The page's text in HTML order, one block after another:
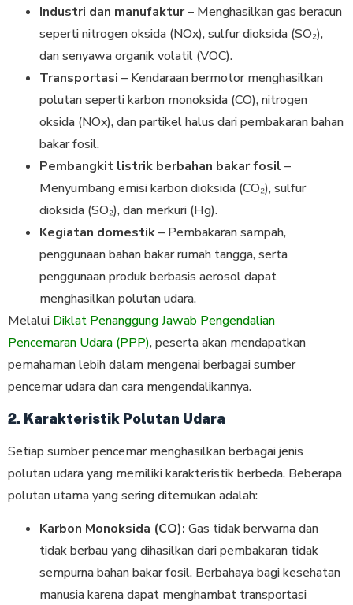
Industri dan manufaktur– Menghasilkan gas beracun
seperti nitrogen oksida (NOx), sulfur dioksida (SO₂),
dan senyawa organik volatil (VOC).
Transportasi – Kendaraan bermotor menghasilkan
polutan seperti karbon monoksida (CO), nitrogen
oksida (NOx), dan partikel halus dari pembakaran bahan
bakar fosil.
Pembangkit listrik berbahan bakar fosil –
Menyumbang emisi karbon dioksida (CO₂), sulfur
dioksida (SO₂), dan merkuri (Hg).
Kegiatan domestik– Pembakaran sampah,
penggunaan bahan bakar rumah tangga, serta
penggunaan produk berbasis aerosol dapat
menghasilkan polutan udara.
Melalui Diklat Penanggung Jawab Pengendalian
Pencemaran Udara (PPP), peserta akan mendapatkan
pemahaman lebih dalam mengenai berbagai sumber
pencemar udara dan cara mengendalikannya.
2. Karakteristik Polutan Udara
Setiap sumber pencemar menghasilkan berbagai jenis
polutan udara yang memiliki karakteristik berbeda. Beberapa
polutan utama yang sering ditemukan adalah:
Karbon Monoksida (CO): Gas tidak berwarna dan
tidak berbau yang dihasilkan dari pembakaran tidak
sempurna bahan bakar fosil. Berbahaya bagi kesehatan
manusia karena dapat menghambat transportasi